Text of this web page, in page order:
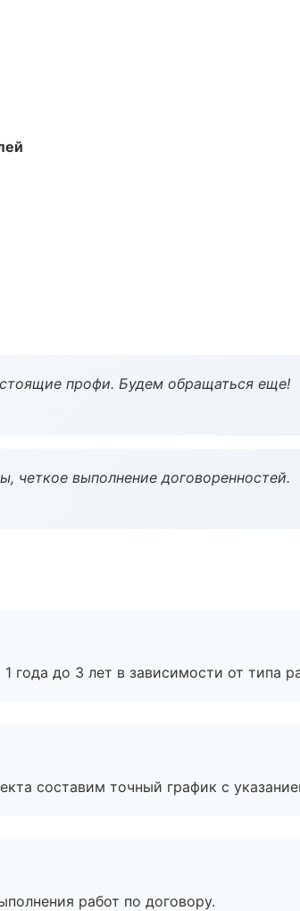
профи. Будем обращаться еще!
четкое выполнение договоренностей.
года до 3 лет в зависимости от типа
составим точный график с
работ по договору.